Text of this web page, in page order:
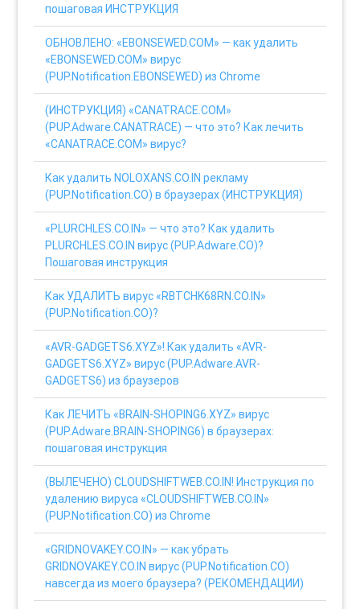
пошаговая ИНСТРУКЦИЯ
ОБНОВЛЕНО: «EBONSEWED.COM» — как удалить
«EBONSEWED.COM» вирус
(PUP.Notification.EBONSEWED) из Chrome
(ИНСТРУКЦИЯ) «CANATRACE.COM»
(PUP.Adware.CANATRACE) — что это? Как лечить
«CANATRACE.COM» вирус?
Как удалить NOLOXANS.CO.IN рекламу
(PUP.Notification.CO) в браузерах (ИНСТРУКЦИЯ)
«PLURCHLES.CO.IN» — что это? Как удалить
PLURCHLES.CO.IN вирус (PUP.Adware.CO)?
Пошаговая инструкция
Как УДАЛИТЬ вирус «RBTCHK68RN.CO.IN»
(PUP.Notification.CO)?
«AVR-GADGETS6.XYZ»! Как удалить «AVR-
GADGETS6.XYZ» вирус (PUP.Adware.AVR-
GADGETS6) из браузеров
Как ЛЕЧИТЬ «BRAIN-SHOPING6.XYZ» вирус
(PUP.Adware.BRAIN-SHOPING6) в браузерах:
пошаговая инструкция
(ВЫЛЕЧЕНО) CLOUDSHIFTWEB.CO.IN! Инструкция по
удалению вируса «CLOUDSHIFTWEB.CO.IN»
(PUP.Notification.CO) из Chrome
«GRIDNOVAKEY.CO.IN» — как убрать
GRIDNOVAKEY.CO.IN вирус (PUP.Notification.CO)
навсегда из моего браузера? (РЕКОМЕНДАЦИИ)